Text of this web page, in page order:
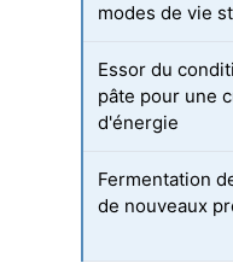
modes de vie
Essor du
pâte pour une
d'énergie
Fermentation
de nouveaux